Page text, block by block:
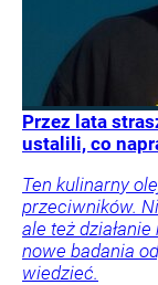
Przez lata
ustalili, co
Ten kulinarny
przeciwników.
ale też
nowe badania
wiedzieć.